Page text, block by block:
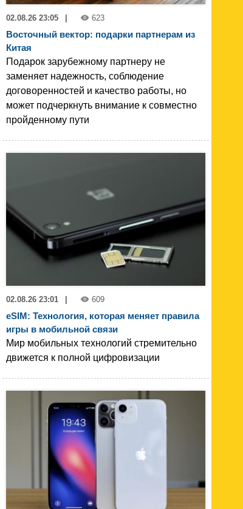
02.08.26 23:05 623
Восточный вектор: подарки партнерам из
Китая
Подарок зарубежному партнеру не
заменяет надежность, соблюдение
договоренностей и качество работы, но
может подчеркнуть внимание к совместно
пройденному пути
02.08.26 23:01 | 609
eSIM: Технология, которая меняет правила
игры в мобильной связи
Мир мобильных технологий стремительно
движется к полной цифровизации